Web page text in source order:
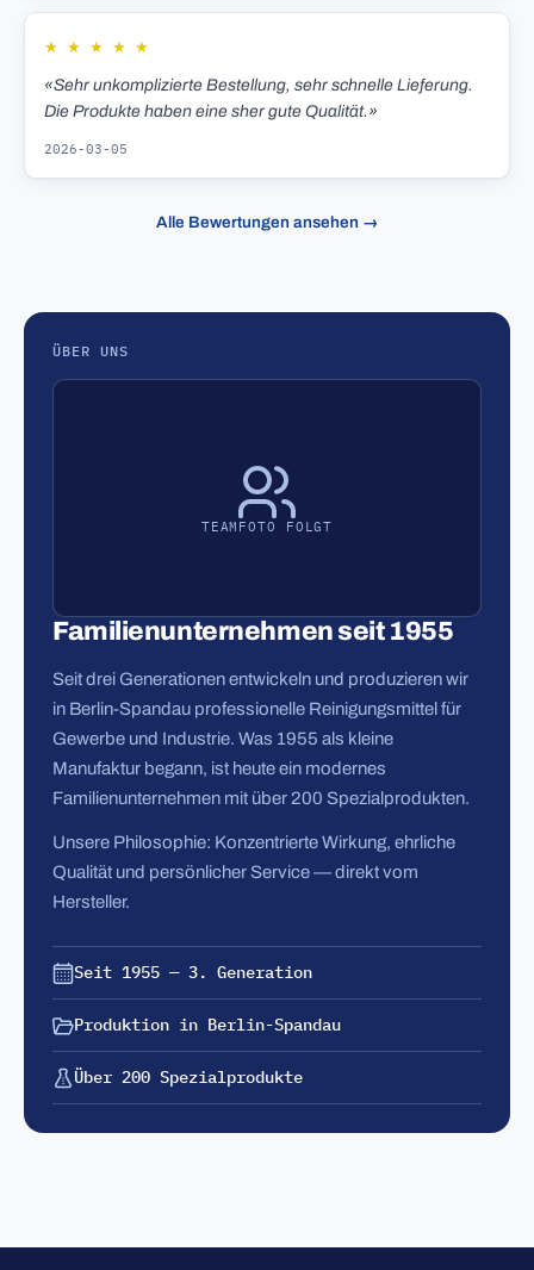
★ ★ ★ ★ ★
«Sehr unkomplizierte Bestellung, sehr schnelle Lieferung.
Die Produkte haben eine sher gute Qualität.»
2026-03-05
Alle Bewertungen ansehen →
ÜBER UNS
TEAMFOTO FOLGT
Familienunternehmen seit 1955
Seit drei Generationen entwickeln und produzieren wir
in Berlin-Spandau professionelle Reinigungsmittel für
Gewerbe und Industrie. Was 1955 als kleine
Manufaktur begann, ist heute ein modernes
Familienunternehmen mit über 200 Spezialprodukten.
Unsere Philosophie: Konzentrierte Wirkung, ehrliche
Qualität und persönlicher Service — direkt vom
Hersteller.
Seit 1955 — 3. Generation
Produktion in Berlin-Spandau
Über 200 Spezialprodukte